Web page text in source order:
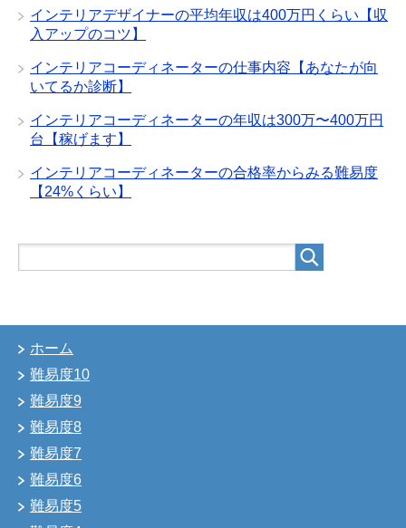
インテリアデザイナーの平均年収は400万円くらい【収
入アップのコツ】
インテリアコーディネーターの仕事内容【あなたが向
いてるか診断】
インテリアコーディネーターの年収は300万〜400万円
台【稼げます】
インテリアコーディネーターの合格率からみる難易度
【24%くらい】
ホーム
難易度10
難易度9
難易度8
難易度7
難易度6
難易度5